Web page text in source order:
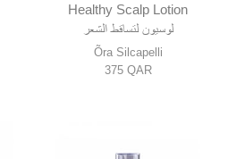
Healthy Scalp Lotion
لوسيون لتساقط الشعر
Õra Silcapelli
375 QAR